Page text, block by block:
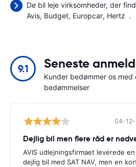
De bil leje virksomheder, der
Avis Budget Europcar Hertz .
9.1 Seneste
Kunder bedømmer os
bedømmelser
04-
AVIS udlejningsfirmaet leverede en
dejlig bil med SAT NAV, men en